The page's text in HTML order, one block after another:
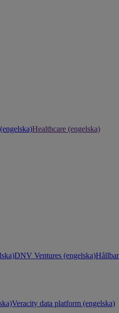
Healthcare (engelska)
DNV Ventures (engelska)
Veracity data platform (engelska)